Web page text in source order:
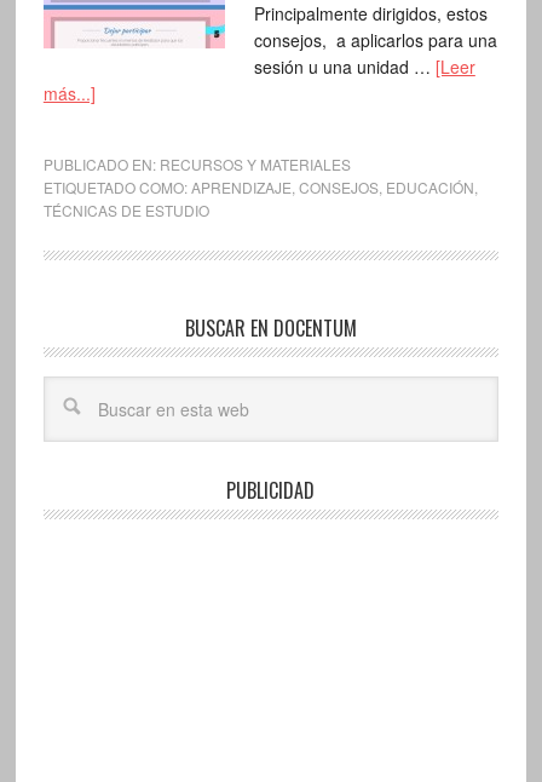
Principalmente dirigidos, estos
consejos, a aplicarlos para una
sesión u una unidad … [Leer
más...]
PUBLICADO EN: RECURSOS Y MATERIALES
ETIQUETADO COMO:APRENDIZAJE CONSEJOS, EDUCACIÓN
TÉCNICAS DE ESTUDIO
BUSCAR EN DOCENTUM
PUBLICIDAD